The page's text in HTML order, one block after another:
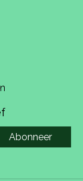
Abonneer